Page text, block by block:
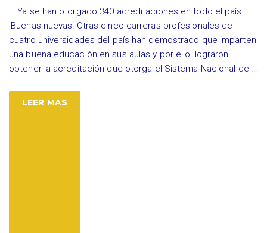
– Ya se han otorgado 340 acreditaciones en todo el país.
¡Buenas nuevas! Otras cinco carreras profesionales de
cuatro universidades del país han demostrado que imparten
una buena educación en sus aulas y por ello, lograron
obtener la acreditación que otorga el Sistema Nacional de …
LEER MAS